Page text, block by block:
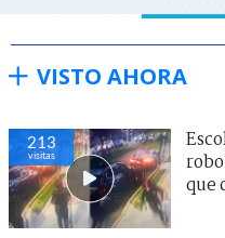
VISTO AHORA
213
visitas
que